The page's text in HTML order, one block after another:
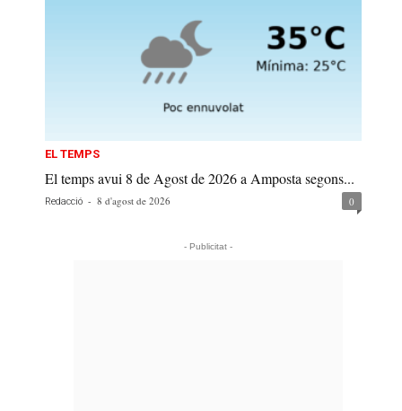
EL TEMPS
El temps avui 8 de Agost de 2026 a Amposta segons...
Redacció - 8 d'agost de 2026 0
- Publicitat -